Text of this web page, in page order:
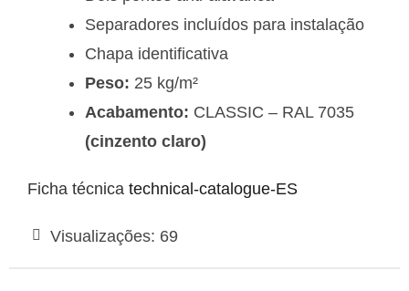
Separadores incluídos para instalação
Chapa identificativa
Peso: 25 kg/m²
Acabamento: CLASSIC – RAL 7035
(cinzento claro)
Ficha técnica technical-catalogue-ES
Visualizações: 69